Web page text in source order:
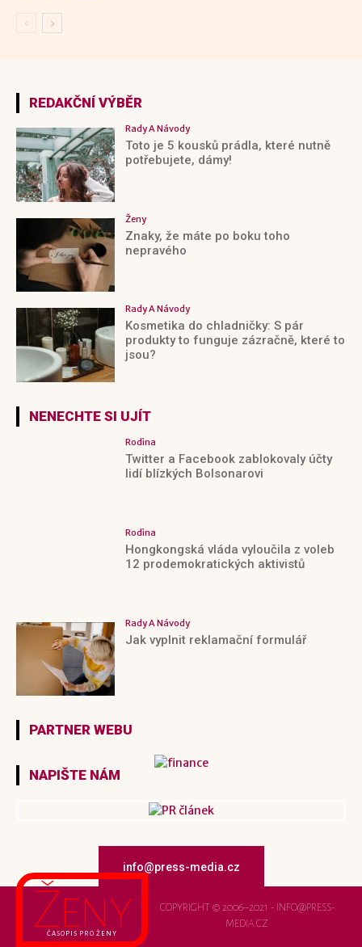
REDAKČNÍ VÝBĚR
Rady A Návody
Toto je 5 kousků prádla, které nutně
potřebujete, dámy!
Ženy
Znaky, že máte po boku toho
nepravého
Rady A Návody
Kosmetika do chladničky: S pár
produkty to funguje zázračně, které to
jsou?
NENECHTE SI UJÍT
Rodina
Twitter a Facebook zablokovaly účty
lidí blízkých Bolsonarovi
Rodina
Hongkongská vláda vyloučila z voleb
12 prodemokratických aktivistů
Rady A Návody
Jak vyplnit reklamační formulář
PARTNER WEBU
NAPIŠTE NÁM
info@press-media.cz
Ženy
ČASOPIS PRO ŽENY
COPYRIGHT © 2006–2021 - INFO@PRESS-
MEDIA.CZ